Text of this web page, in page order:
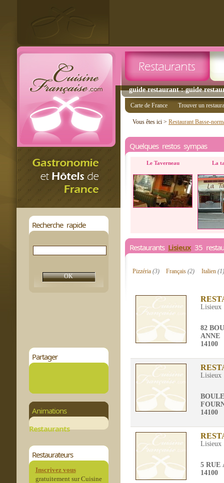
guide restaurant : guide
Recherche rapide
Partager
Animations
Restaurants
Restaurateurs
Inscrivez vous
gratuitement sur Cuisine
Carte de France Trouver un
Vous êtes ici > Restaurant Basse-
Quelques restos sympas
Le Taverneau La
Restaurants Lisieux35
Pizzéria (3) Français(2) Italien (1)
Lisieux
82
ANNE
14100
Lisieux
14100
Lisieux
5 RUE
14100